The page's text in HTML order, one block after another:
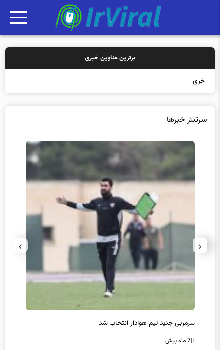
برترین عناوین خبری
خرید بیمه: سنتی یا آنلاین؟
سرتیتر خبرها
سرمربی جدید تیم هوادار انتخاب شد
7 ماه پیش
‹
›